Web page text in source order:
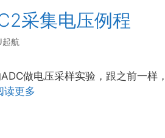
采集电压例程
航
做电压采样实验，跟之前一样
读更多